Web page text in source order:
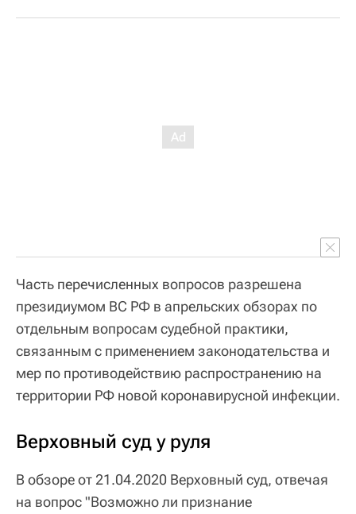
Часть перечисленных вопросов разрешена
президиумом ВС РФ в апрельских обзорах по
отдельным вопросам судебной практики,
связанным с применением законодательства и
мер по противодействию распространению на
территории РФ новой коронавирусной инфекции.
Верховный суд у руля
В обзоре от 21.04.2020 Верховный суд, отвечая
на вопрос "Возможно ли признание